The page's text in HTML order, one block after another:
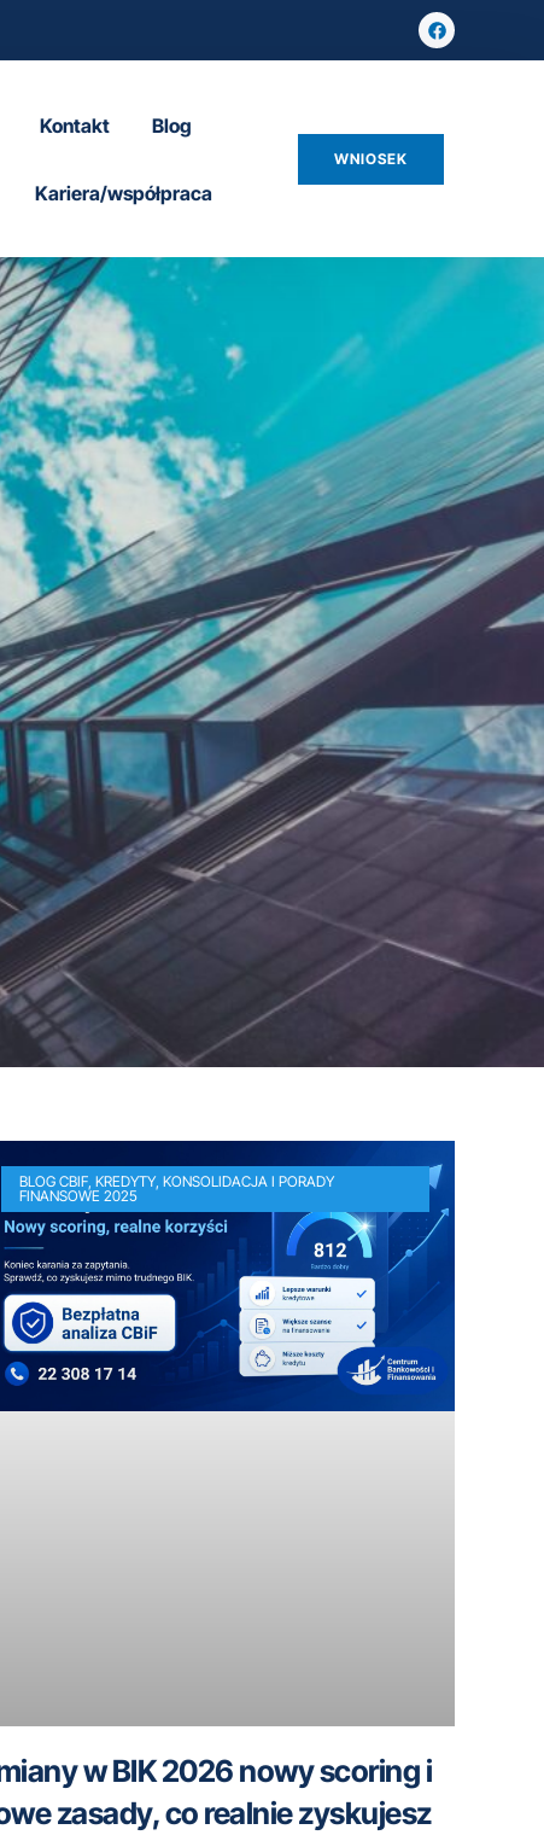
Kontakt Blog
Kariera/współpraca
WNIOSEK
BLOG CBIF, KREDYTY, KONSOLIDACJA I PORADY
FINANSOWE 2025
w BIK 2026 nowy scoring i
zasady, co realnie zyskujesz